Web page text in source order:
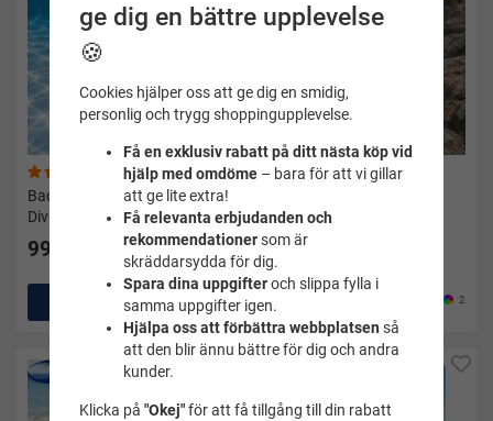
(5)
Badleksaker - Dykleksaker
Diving disc 6 st - Soak
99 kr
(2)
Soak
149 kr
2
ge dig en bättre upplevelse
🍪
Cookies hjälper oss att ge dig en smidig,
personlig och trygg shoppingupplevelse.
Få en exklusiv rabatt på ditt nästa köp vid
hjälp med omdöme– bara för att vi gillar
att ge lite extra!
Få relevanta erbjudanden och
rekommendationersom är
skräddarsydda för dig.
Spara dina uppgifteroch slippa fylla i
samma uppgifter igen.
Hjälpa oss att förbättra webbplatsen så
att den blir ännu bättre för dig och andra
kunder.
Klicka på "Okej"för att få tillgång till din rabatt